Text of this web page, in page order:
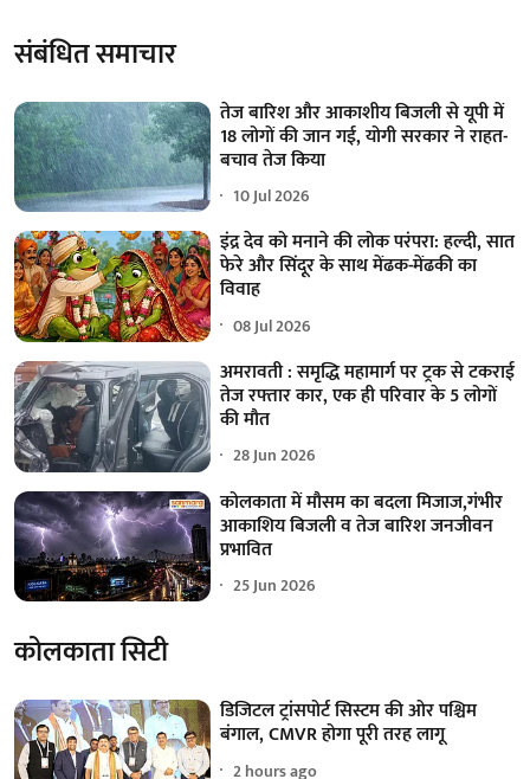
संबंधित समाचार
तेज बारिश और आकाशीय बिजली से यूपी में
18 लोगों की जान गई, योगी सरकार ने राहत-
बचाव तेज किया
10 Jul 2026
इंद्र देव को मनाने की लोक परंपरा: हल्दी, सात
फेरे और सिंदूर के साथ मेंढक-मेंढकी का
विवाह
08 Jul 2026
अमरावती : समृद्धि महामार्ग पर ट्रक से टकराई
तेज रफ्तार कार, एक ही परिवार के 5 लोगों
की मौत
28 Jun 2026
कोलकाता में मौसम का बदला मिजाज,गंभीर
आकाशिय बिजली व तेज बारिश जनजीवन
प्रभावित
25 Jun 2026
कोलकाता सिटी
डिजिटल ट्रांसपोर्ट सिस्टम की ओर पश्चिम
बंगाल, CMVR होगा पूरी तरह लागू
2 hours ago